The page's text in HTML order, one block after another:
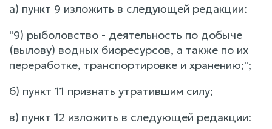
а) пункт 9 изложить в следующей редакции:
"9) рыболовство - деятельность по добыче
(вылову) водных биоресурсов, а также по их
переработке, транспортировке и хранению;";
б) пункт 11 признать утратившим силу;
в) пункт 12 изложить в следующей редакции: